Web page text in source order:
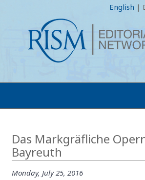
English |
Das Markgräfliche
Bayreuth
Monday, July 25, 2016